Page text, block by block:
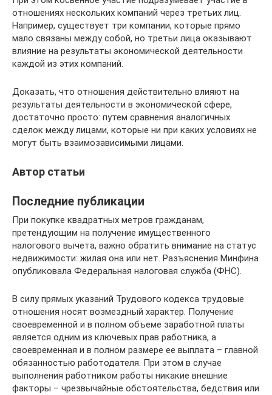
отношениях нескольких компаний через третьих лиц.
Например, существует три компании, которые прямо
мало связаны между собой, но третьи лица оказывают
влияние на результаты экономической деятельности
каждой из этих компаний.
Доказать, что отношения действительно влияют на
результаты деятельности в экономической сфере,
достаточно просто: путем сравнения аналогичных
сделок между лицами, которые ни при каких условиях не
могут быть взаимозависимыми лицами.
Автор статьи
Последние публикации
При покупке квадратных метров гражданам,
претендующим на получение имущественного
налогового вычета, важно обратить внимание на статус
недвижимости: жилая она или нет. Разъяснения Минфина
опубликовала Федеральная налоговая служба (ФНС).
В силу прямых указаний Трудового кодекса трудовые
отношения носят возмездный характер. Получение
своевременной и в полном объеме заработной платы
является одним из ключевых прав работника, а
своевременная и в полном размере ее выплата – главной
обязанностью работодателя. При этом в случае
выполнения работником работы никакие внешние
факторы – чрезвычайные обстоятельства, бедствия или